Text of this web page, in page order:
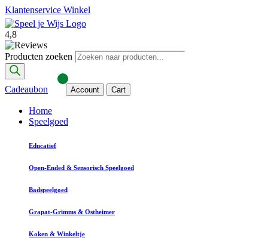
Klantenservice Winkel
4,8
Producten zoeken
Cadeaubon Account Cart
Home
Speelgoed
Educatief
Open-Ended & Sensorisch Speelgoed
Badspeelgoed
Grapat-Grimms & Ostheimer
Koken & Winkeltje